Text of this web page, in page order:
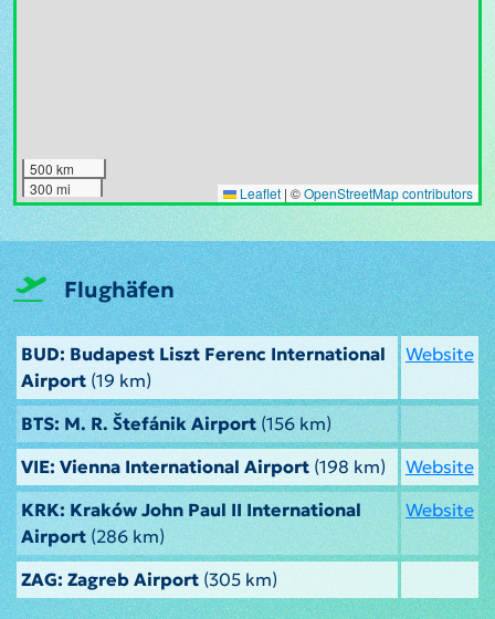
500 km
300 mi
Leaflet | ©OpenStreetMap contributors
Flughäfen
BUD: Budapest Liszt Ferenc International
Airport (19 km)
Website
BTS: M. R. Štefánik Airport(156 km)
VIE: Vienna International Airport (198 km)
Website
KRK: Kraków John Paul II International
Airport(286 km)
Website
ZAG: Zagreb Airport (305 km)